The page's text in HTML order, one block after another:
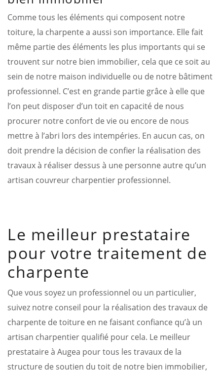
Comme tous les éléments qui composent notre
toiture, la charpente a aussi son importance. Elle fait
même partie des éléments les plus importants qui se
trouvent sur notre bien immobilier, cela que ce soit au
sein de notre maison individuelle ou de notre bâtiment
professionnel. C’est en grande partie grâce à elle que
l’on peut disposer d’un toit en capacité de nous
procurer notre confort de vie ou encore de nous
mettre à l’abri lors des intempéries. En aucun cas, on
doit prendre la décision de confier la réalisation des
travaux à réaliser dessus à une personne autre qu’un
artisan couvreur charpentier professionnel.
Le meilleur prestataire
pour votre traitement de
charpente
Que vous soyez un professionnel ou un particulier,
suivez notre conseil pour la réalisation des travaux de
charpente de toiture en ne faisant confiance qu’à un
artisan charpentier qualifié pour cela. Le meilleur
prestataire à Augea pour tous les travaux de la
structure de soutien du toit de notre bien immobilier,